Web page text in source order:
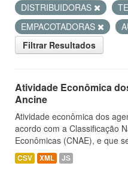
DISTRIBUIDORAS
EMPACOTADORAS
Filtrar Resultados
Atividade Econômica
Ancine
Atividade econômica dos
acordo com a Classificação
Econômicas (CNAE), e que
CSV XML JS